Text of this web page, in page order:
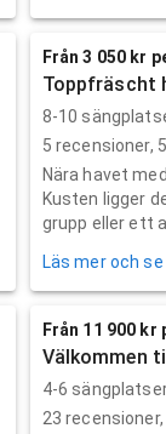
Från 3 050 kr
Toppfräscht
8-10
5 recensioner, 5
Nära havet
Kusten ligger
grupp eller ett
Läs mer och
Från 11 900 kr
Välkommen
4-6
23 recensioner,